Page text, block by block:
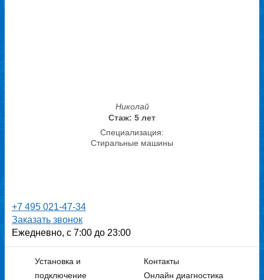
Николай
Стаж: 5 лет
Специализация:
Стиральные машины
+7 495 021-47-34
Заказать звонок
Ежедневно, с 7:00 до 23:00
Установка и
подключение
Контакты
Онлайн диагностика